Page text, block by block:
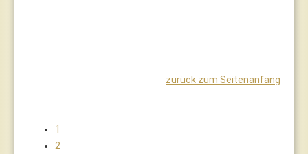
zurück zum Seitenanfang
1
2